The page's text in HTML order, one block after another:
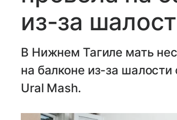
из-за
В Нижнем Тагиле мать
на балконе из-за
Ural Mash.